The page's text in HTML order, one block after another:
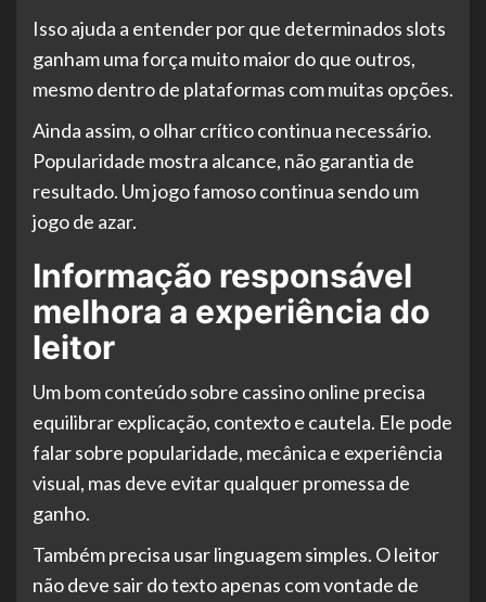
Isso ajuda a entender por que determinados slots
ganham uma força muito maior do que outros,
mesmo dentro de plataformas com muitas opções.
Ainda assim, o olhar crítico continua necessário.
Popularidade mostra alcance, não garantia de
resultado. Um jogo famoso continua sendo um
jogo de azar.
Informação responsável
melhora a experiência do
leitor
Um bom conteúdo sobre cassino online precisa
equilibrar explicação, contexto e cautela. Ele pode
falar sobre popularidade, mecânica e experiência
visual, mas deve evitar qualquer promessa de
ganho.
Também precisa usar linguagem simples. O leitor
não deve sair do texto apenas com vontade de